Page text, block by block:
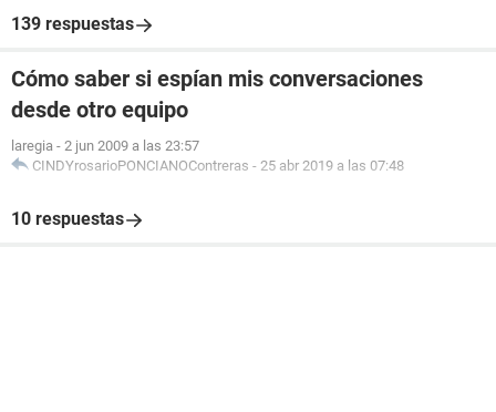
139 respuestas
Cómo saber si espían mis conversaciones
desde otro equipo
laregia - 2 jun 2009 a las 23:57
CINDYrosarioPONCIANOContreras - 25 abr 2019 a las 07:48
10 respuestas